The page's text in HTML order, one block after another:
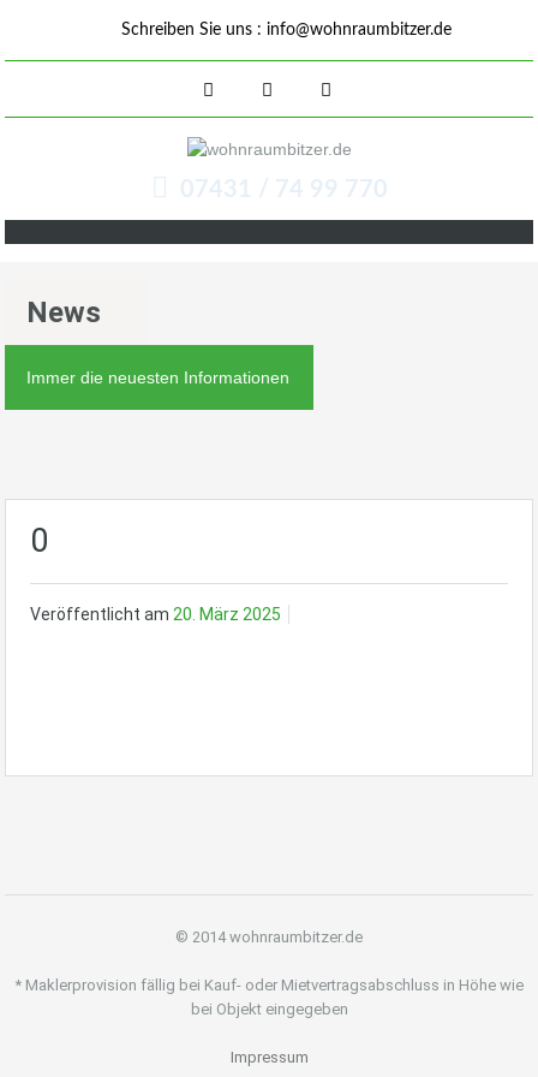
Schreiben Sie uns : info@wohnraumbitzer.de
07431 / 74 99 770
News
Immer die neuesten Informationen
0
Veröffentlicht am 20. März 2025
© 2014 wohnraumbitzer.de
* Maklerprovision fällig bei Kauf- oder Mietvertragsabschluss in Höhe wie
bei Objekt eingegeben
Impressum